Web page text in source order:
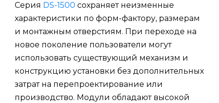
Серия DS-1500 сохраняет неизменные
характеристики по форм-фактору, размерам
и монтажным отверстиям. При переходе на
новое поколение пользователи могут
использовать существующий механизм и
конструкцию установки без дополнительных
затрат на перепроектирование или
производство. Модули обладают высокой